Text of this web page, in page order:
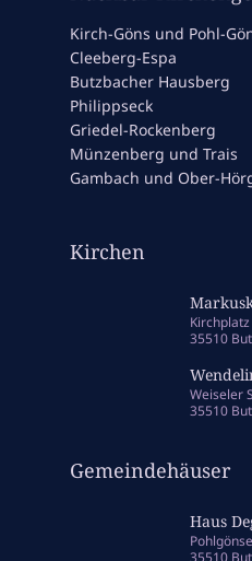
Kirch-Göns und Pohl-
Cleeberg-Espa
Butzbacher Hausberg
Philippseck
Griedel-Rockenberg
Münzenberg und Trais
Gambach und Ober-
Kirchen
35510
Weiseler
35510
Gemeindehäuser
Haus
35510